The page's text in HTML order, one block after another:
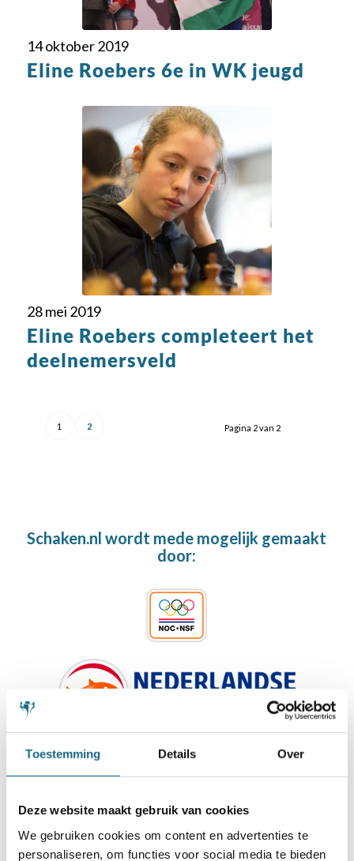
Toestemming Details Over
Deze website maakt gebruik van cookies
We gebruiken cookies om content en advertenties te
personaliseren, om functies voor social media te bieden
14 oktober 2019
Eline Roebers 6e in WK jeugd
28 mei 2019
Eline Roebers completeert het
deelnemersveld
Pagina 2 van 2
1 2
Schaken.nl wordt mede mogelijk gemaakt
door: